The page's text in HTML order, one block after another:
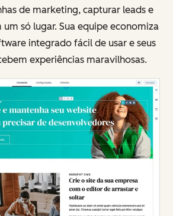
de marketing, capturar leads e
só lugar. Sua equipe economiza
integrado fácil de usar e seus
experiências maravilhosas.